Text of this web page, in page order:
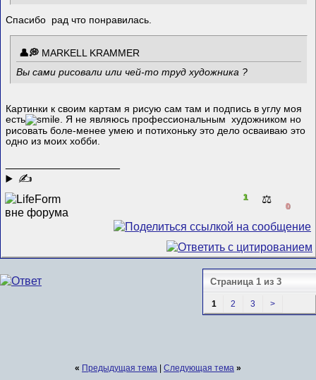
Спасибо рад что понравилась.
MARKELL KRAMMER
Вы сами рисовали или чей-то труд художника ?
Картинки к своим картам я рисую сам там и подпись в углу моя
есть
. Я не являюсь профессиональным художником но
рисовать боле-менее умею и потихоньку это дело осваиваю это
одно из моих хобби.
✍
1 ⚖️
0
Страница 1 из 3
1 2 3 >
« Предыдущая тема Следующая тема »